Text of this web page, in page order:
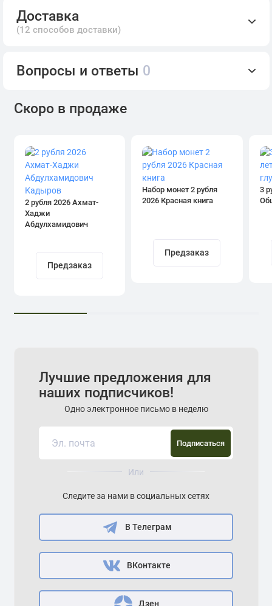
Доставка
(12 способов доставки)
Вопросы и ответы 0
Скоро в продаже
2 рубля 2026 Ахмат-
Хаджи
Абдулхамидович
Предзаказ
Набор монет 2 рубля
2026 Красная книга
Предзаказ
3
Лучшие предложения для
наших подписчиков!
Одно электронное письмо в неделю
Подписаться
Или
Следите за нами в социальных сетях
В Телеграм
ВКонтакте